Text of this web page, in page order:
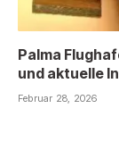
Palma
und aktuelle
Februar 28, 2026